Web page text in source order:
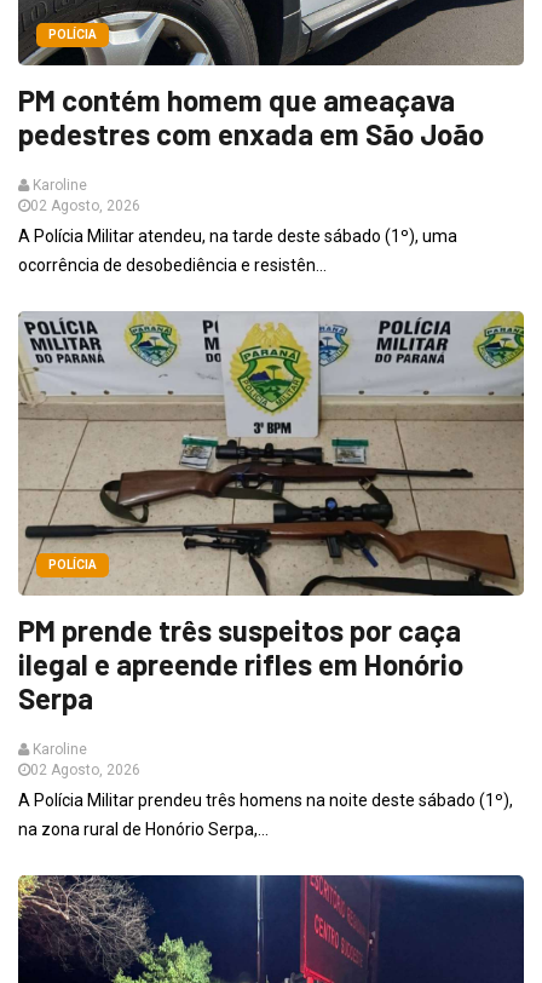
POLÍCIA
PM contém homem que ameaçava
pedestres com enxada em São João
Karoline
02 Agosto, 2026
A Polícia Militar atendeu, na tarde deste sábado (1º), uma
ocorrência de desobediência e resistên...
POLÍCIA
PM prende três suspeitos por caça
ilegal e apreende rifles em Honório
Serpa
Karoline
02 Agosto, 2026
A Polícia Militar prendeu três homens na noite deste sábado (1º),
na zona rural de Honório Serpa,...